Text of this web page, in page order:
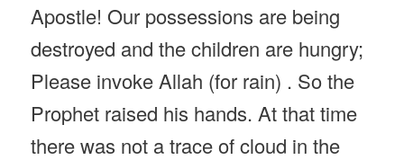
Apostle! Our possessions are being
destroyed and the children are hungry;
Please invoke Allah (for rain) . So the
Prophet raised his hands. At that time
there was not a trace of cloud in the